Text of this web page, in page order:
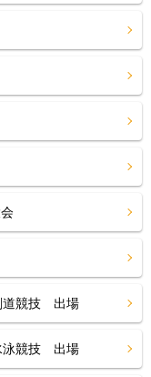
道競技 出場
泳競技 出場